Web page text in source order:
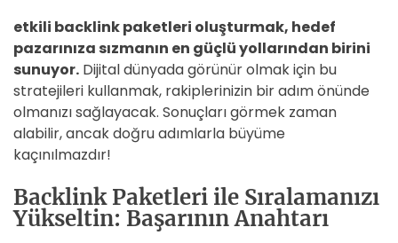
etkili backlink paketleri oluşturmak, hedef
pazarınıza sızmanın en güçlü yollarından birini
sunuyor. Dijital dünyada görünür olmak için bu
stratejileri kullanmak, rakiplerinizin bir adım önünde
olmanızı sağlayacak. Sonuçları görmek zaman
alabilir, ancak doğru adımlarla büyüme
kaçınılmazdır!
Backlink Paketleri ile Sıralamanızı
Yükseltin: Başarının Anahtarı